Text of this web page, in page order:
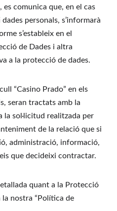
es comunica que, en el cas
personals, s’informarà
s’estableix en el
de Dades i altra
a la protecció de dades.
“Casino Prado” en els
seran tractats amb la
sol·licitud realitzada per
de la relació que si
administració, informació,
que decideixi contractar.
quant a la Protecció
la nostra “Política de